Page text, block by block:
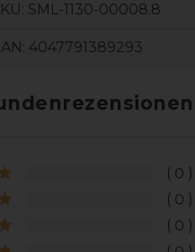
SML-1130-00008.8
4047791389293
0
0
0